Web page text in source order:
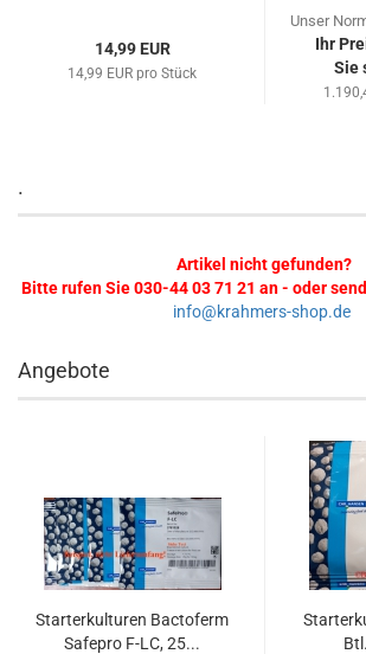
14,99 EUR
14,99 EUR pro Stück
Unser
Ihr
Sie
.
Artikel nicht gefunden?
Bitte rufen Sie 030-44 03 71 21 an - oder
info@krahmers-shop.de
Angebote
Starterkulturen Bactoferm
Safepro F-LC, 25...